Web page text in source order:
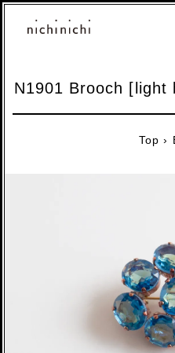
N1901 Brooch [light
Top ›